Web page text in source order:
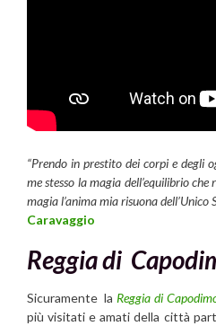
“Prendo in prestito dei corpi e degli
me stesso la magia dell’equilibrio
magia l’anima mia risuona
Caravaggio
Reggia di
Sicuramente la Reggia di
più visitati e amati della città